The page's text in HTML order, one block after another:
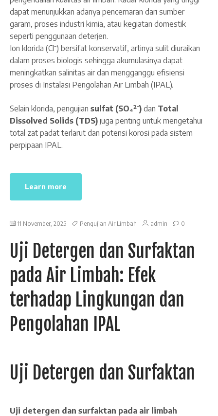
dapat menunjukkan adanya pencemaran dari sumber
garam, proses industri kimia, atau kegiatan domestik
seperti penggunaan deterjen.
Ion klorida (Cl⁻) bersifat konservatif, artinya sulit diuraikan
dalam proses biologis sehingga akumulasinya dapat
meningkatkan salinitas air dan mengganggu efisiensi
proses di Instalasi Pengolahan Air Limbah (IPAL).
Selain klorida, pengujian sulfat (SO₄²⁻) dan Total
Dissolved Solids (TDS) juga penting untuk mengetahui
total zat padat terlarut dan potensi korosi pada sistem
perpipaan IPAL.
Learn more
11 November, 2025 Pengujian Air Limbah admin 0
Uji Detergen dan Surfaktan
pada Air Limbah: Efek
terhadap Lingkungan dan
Pengolahan IPAL
Uji Detergen dan Surfaktan
Uji detergen dan surfaktan pada air limbah